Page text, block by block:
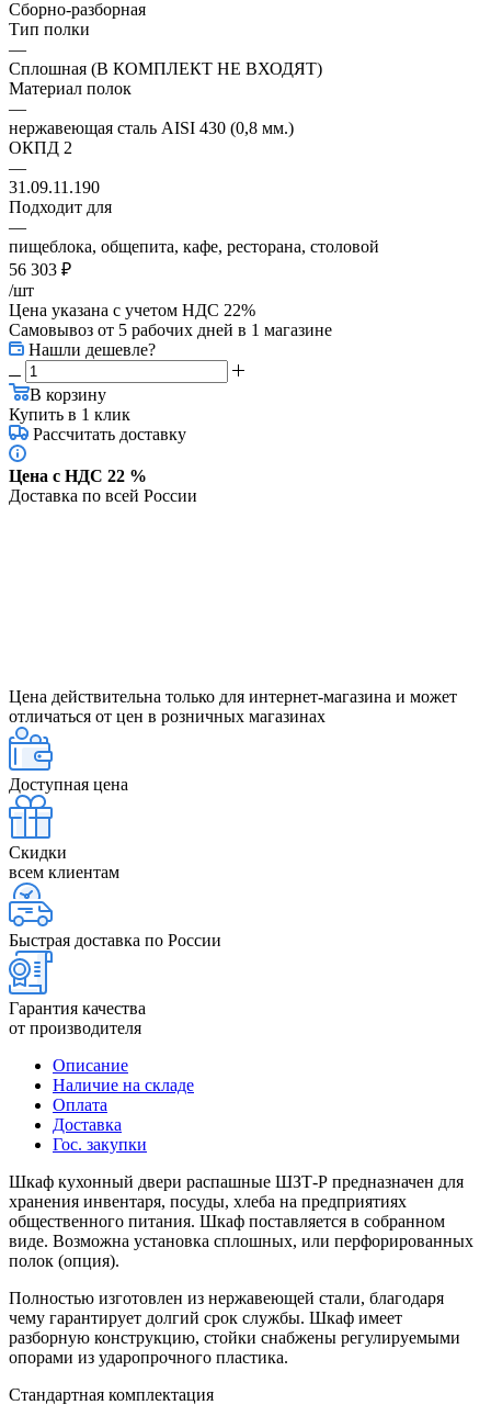
Сборно-разборная
Тип полки
—
Сплошная (В КОМПЛЕКТ НЕ ВХОДЯТ)
Материал полок
—
нержавеющая сталь AISI 430 (0,8 мм.)
ОКПД 2
—
31.09.11.190
Подходит для
—
пищеблока, общепита, кафе, ресторана, столовой
56 303 ₽
/шт
Цена указана с учетом НДС 22%
Самовывоз от 5 рабочих дней в 1 магазине
Нашли дешевле?
В корзину
Купить в 1 клик
Рассчитать доставку
Цена с НДС 22 %
Доставка по всей России
Цена действительна только для интернет-магазина и может
отличаться от цен в розничных магазинах
Доступная цена
Скидки
всем клиентам
Быстрая доставка по России
Гарантия качества
от производителя
Описание
Наличие на складе
Оплата
Доставка
Гос. закупки
Шкаф кухонный двери распашные ШЗТ-Р предназначен для
хранения инвентаря, посуды, хлеба на предприятиях
общественного питания. Шкаф поставляется в собранном
виде. Возможна установка сплошных, или перфорированных
полок (опция).
Полностью изготовлен из нержавеющей стали, благодаря
чему гарантирует долгий срок службы. Шкаф имеет
разборную конструкцию, стойки снабжены регулируемыми
опорами из ударопрочного пластика.
Стандартная комплектация